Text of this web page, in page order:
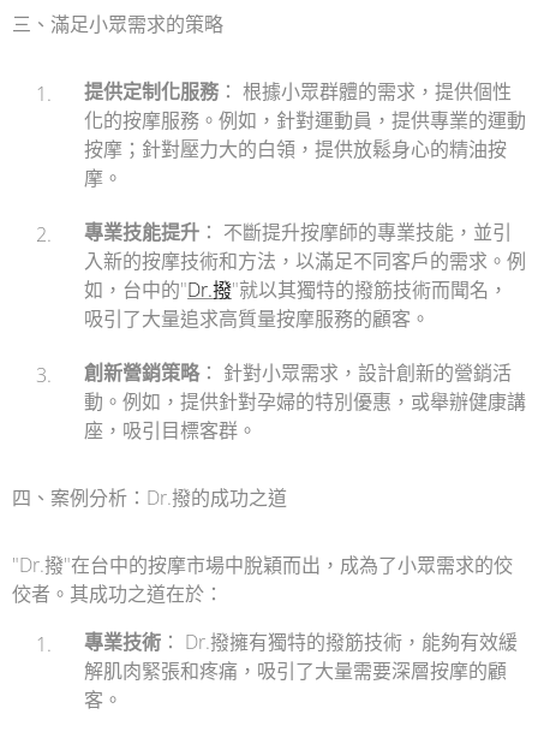
三、滿足小眾需求的策略
提供定制化服務 ： 根據小眾群體的需求，提供個性
化的按摩服務。例如，針對運動員，提供專業的運動
按摩；針對壓力大的白領，提供放鬆身心的精油按
摩。
專業技能提升 ： 不斷提升按摩師的專業技能，並引
入新的按摩技術和方法，以滿足不同客戶的需求。例
如，台中的"Dr.撥"就以其獨特的撥筋技術而聞名，
吸引了大量追求高質量按摩服務的顧客。
創新營銷策略： 針對小眾需求，設計創新的營銷活
動。例如，提供針對孕婦的特別優惠，或舉辦健康講
座，吸引目標客群。
四、案例分析：Dr.撥的成功之道
"Dr.撥"在台中的按摩市場中脫穎而出，成為了小眾需求的佼
佼者。其成功之道在於：
專業技術 ： Dr.撥擁有獨特的撥筋技術，能夠有效緩
解肌肉緊張和疼痛，吸引了大量需要深層按摩的顧
客。